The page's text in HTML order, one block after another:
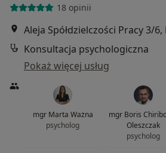
18 opinii
Aleja Spółdzielczości Pracy 3/
Konsultacja psychologiczna
Pokaż więcej usług
mgr Marta Ważna
psycholog
mgr Boris
Oleszczak
psycholog